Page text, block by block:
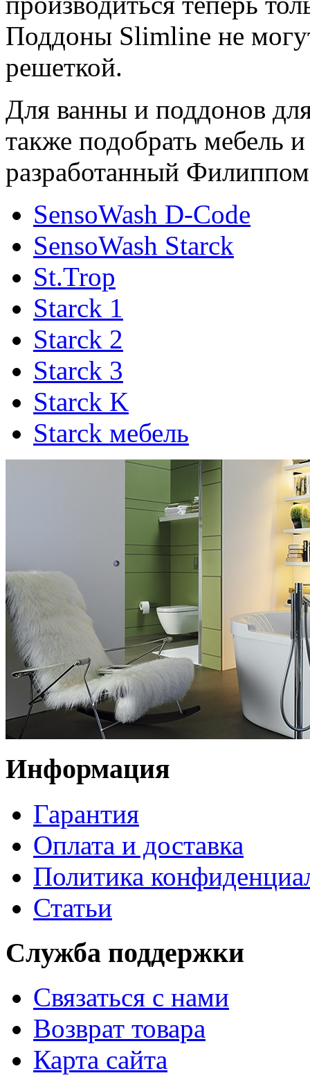
Поддоны Slimline не
решеткой.
Для ванны и поддонов
также подобрать мебель
разработанный
SensoWash D-Code
SensoWash Starck
St.Trop
Starck 1
Starck 2
Starck 3
Starck K
Starck мебель
Информация
Гарантия
Оплата и доставка
Политика
Статьи
Служба поддержки
Связаться с нами
Возврат товара
Карта сайта